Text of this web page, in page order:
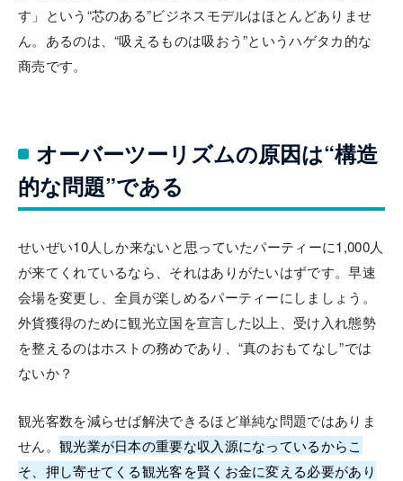
す」という“芯のある”ビジネスモデルはほとんどありませ
ん。あるのは、“吸えるものは吸おう”というハゲタカ的な
商売です。
オーバーツーリズムの原因は“構造
的な問題”である
せいぜい10人しか来ないと思っていたパーティーに1,000人
が来てくれているなら、それはありがたいはずです。早速
会場を変更し、全員が楽しめるパーティーにしましょう。
外貨獲得のために観光立国を宣言した以上、受け入れ態勢
を整えるのはホストの務めであり、“真のおもてなし”では
ないか？
観光客数を減らせば解決できるほど単純な問題ではありま
せん。 観光業が日本の重要な収入源になっているからこ
そ、押し寄せてくる観光客を賢くお金に変える必要があり